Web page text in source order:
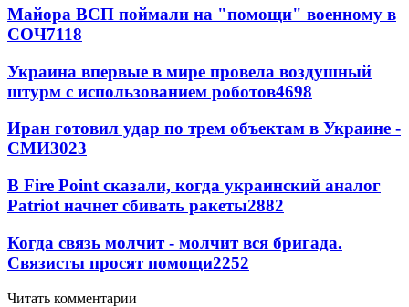
Майора ВСП поймали на "помощи" военному в
СОЧ7118
Украина впервые в мире провела воздушный
штурм с использованием роботов4698
Иран готовил удар по трем объектам в Украине -
СМИ3023
В Fire Point сказали, когда украинский аналог
Patriot начнет сбивать ракеты2882
Когда связь молчит - молчит вся бригада.
Связисты просят помощи2252
Читать комментарии